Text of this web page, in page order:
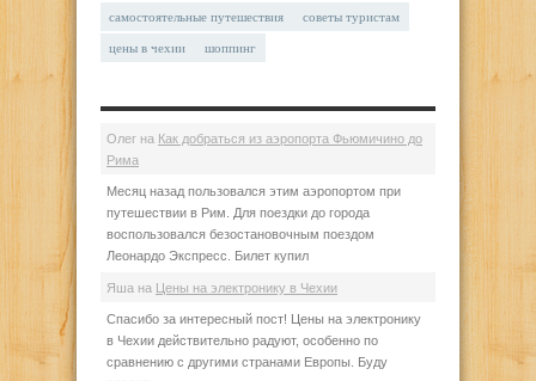
самостоятельные путешествия советы туристам
цены в чехии шоппинг
Олег на Как добраться из аэропорта Фьюмичино до
Рима
Месяц назад пользовался этим аэропортом при
путешествии в Рим. Для поездки до города
воспользовался безостановочным поездом
Леонардо Экспресс. Билет купил
Яша на Цены на электронику в Чехии
Спасибо за интересный пост! Цены на электронику
в Чехии действительно радуют, особенно по
сравнению с другими странами Европы. Буду